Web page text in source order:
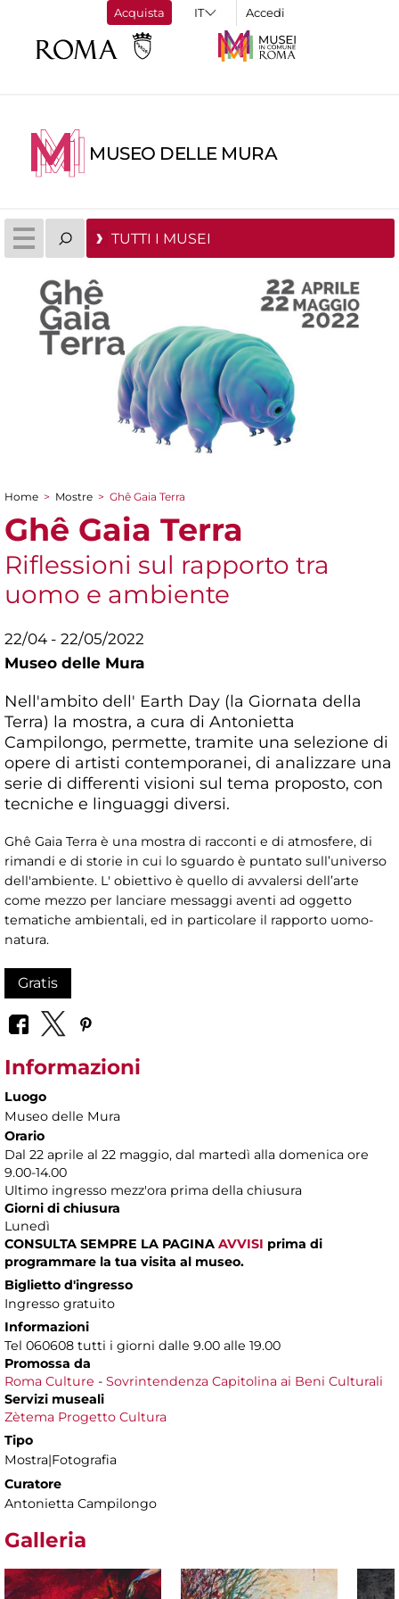
Acquista Accedi
MUSEO DELLE MURA
TUTTI I MUSEI
Tu sei qui
Home > Mostre > Ghê Gaia Terra
Ghê Gaia Terra
Riflessioni sul rapporto tra
uomo e ambiente
22/04 - 22/05/2022
Museo delle Mura
Nell'ambito dell' Earth Day (la Giornata della
Terra) la mostra, a cura di Antonietta
Campilongo, permette, tramite una selezione di
opere di artisti contemporanei, di analizzare una
serie di differenti visioni sul tema proposto, con
tecniche e linguaggi diversi.
Ghê Gaia Terra è una mostra di racconti e di atmosfere, di
rimandi e di storie in cui lo sguardo è puntato sull’universo
dell'ambiente. L' obiettivo è quello di avvalersi dell’arte
come mezzo per lanciare messaggi aventi ad oggetto
tematiche ambientali, ed in particolare il rapporto uomo-
natura.
Gratis
Informazioni
Luogo
Museo delle Mura
Orario
Dal 22 aprile al 22 maggio, dal martedì alla domenica ore
9.00-14.00
Ultimo ingresso mezz'ora prima della chiusura
Giorni di chiusura
Lunedì
CONSULTA SEMPRE LA PAGINA AVVISI prima di
programmare la tua visita al museo.
Biglietto d'ingresso
Ingresso gratuito
Informazioni
Tel 060608 tutti i giorni dalle 9.00 alle 19.00
Promossa da
Roma Culture - Sovrintendenza Capitolina ai Beni Culturali
Servizi museali
Zètema Progetto Cultura
Tipo
Mostra|Fotografia
Curatore
Antonietta Campilongo
Galleria